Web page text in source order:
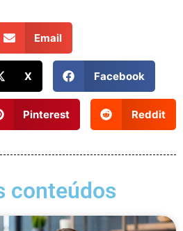
Email
X Facebook
Pinterest Reddit
conteúdos